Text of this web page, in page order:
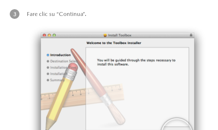
Fare clic su “Continua”.